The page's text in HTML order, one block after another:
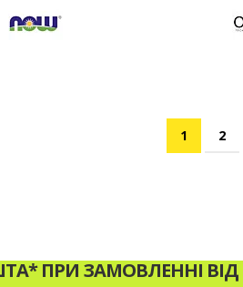
You're
1 2
ПРИ ЗАМОВЛЕННІ ВІД